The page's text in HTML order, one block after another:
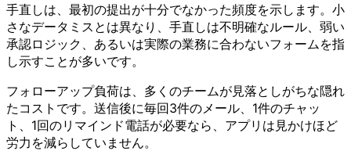
手直しは、最初の提出が十分でなかった頻度を示します。小
さなデータミスとは異なり、手直しは不明確なルール、弱い
承認ロジック、あるいは実際の業務に合わないフォームを指
し示すことが多いです。
フォローアップ負荷は、多くのチームが見落としがちな隠れ
たコストです。送信後に毎回3件のメール、1件のチャッ
ト、1回のリマインド電話が必要なら、アプリは見かけほど
労力を減らしていません。